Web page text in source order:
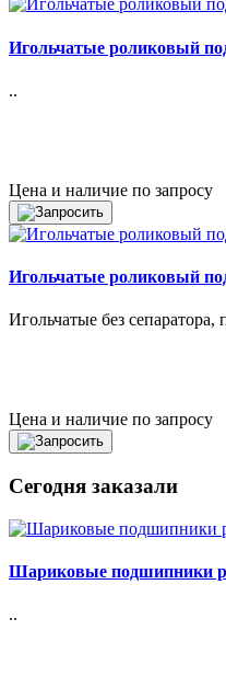
Игольчатые роликовый
..
Цена и наличие по запросу
Игольчатые роликовый
Игольчатые без
Цена и наличие по запросу
Сегодня заказали
Шариковые подшипники
..